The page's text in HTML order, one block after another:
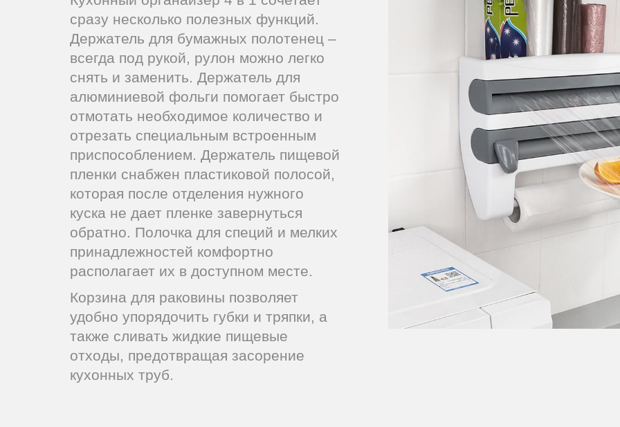
сразу несколько полезных функций.
Держатель для бумажных полотенец –
всегда под рукой, рулон можно легко
снять и заменить. Держатель для
алюминиевой фольги помогает быстро
отмотать необходимое количество и
отрезать специальным встроенным
приспособлением. Держатель пищевой
пленки снабжен пластиковой полосой,
которая после отделения нужного
куска не дает пленке завернуться
обратно. Полочка для специй и мелких
принадлежностей комфортно
располагает их в доступном месте.
Корзина для раковины позволяет
удобно упорядочить губки и тряпки, а
также сливать жидкие пищевые
отходы, предотвращая засорение
кухонных труб.